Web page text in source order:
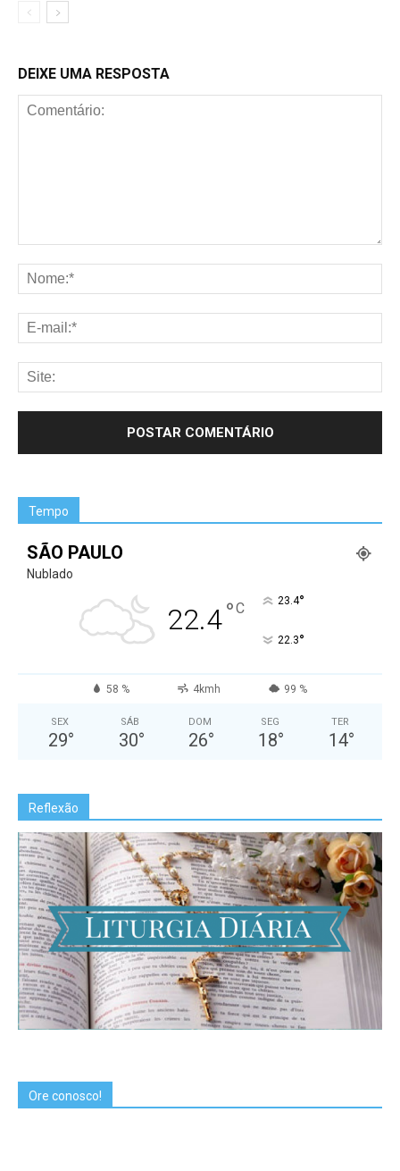
DEIXE UMA RESPOSTA
Tempo
SÃO PAULO
Nublado
22.4°C 23.4°
22.3°
58 % 4kmh 99 %
SEX
29°
SÁB
30°
DOM
26°
SEG
18°
TER
14°
Reflexão
Ore conosco!